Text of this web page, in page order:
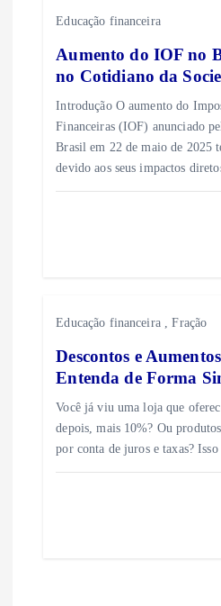
Educação financeira
Aumento do IOF no
no Cotidiano da
Introdução O aumento do
Financeiras (IOF) anunciado
Brasil em 22 de maio de 2025
devido aos seus impactos
Educação financeira,Fração
Descontos e
Entenda de Forma
Você já viu uma loja que
depois, mais 10%? Ou
por conta de juros e taxas?